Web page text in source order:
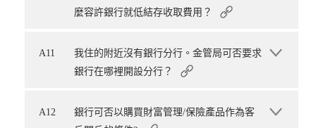
麼容許銀行就低結存收取費用？
A11
我住的附近沒有銀行分行。金管局可否要求
銀行在哪裡開設分行？
A12
銀行可否以購買財富管理/保險產品作為客